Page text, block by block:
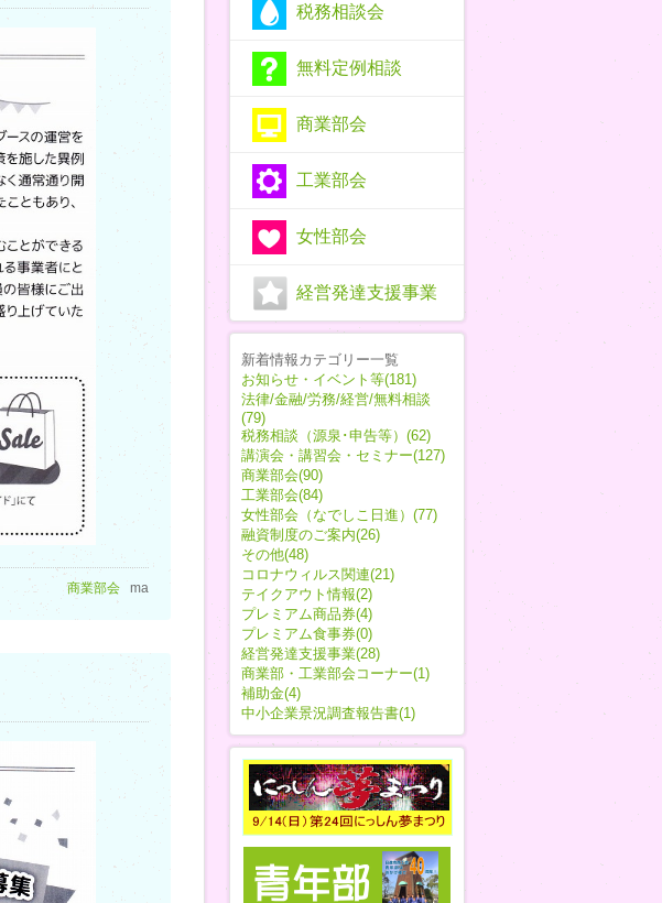
税務相談会
無料定例相談
商業部会
工業部会
女性部会
経営発達支援事業
新着情報カテゴリー一覧
お知らせ・イベント等(181)
法律/金融/労務/経営/無料相談
(79)
税務相談（源泉･申告等）(62)
講演会・講習会・セミナー(127)
商業部会(90)
工業部会(84)
女性部会（なでしこ日進）(77)
融資制度のご案内(26)
その他(48)
コロナウィルス関連(21)
テイクアウト情報(2)
プレミアム商品券(4)
プレミアム食事券(0)
経営発達支援事業(28)
商業部・工業部会コーナー(1)
補助金(4)
中小企業景況調査報告書(1)
商業部会 ma